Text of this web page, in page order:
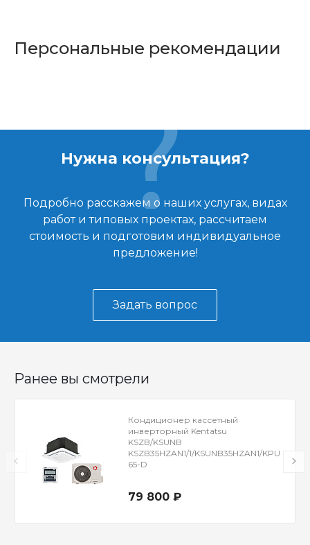
Персональные рекомендации
Нужна консультация?
Подробно расскажем о наших услугах, видах
работ и типовых проектах, рассчитаем
стоимость и подготовим индивидуальное
предложение!
Задать вопрос
Ранее вы смотрели
Кондиционер кассетный
инверторный Kentatsu
KSZB/KSUNB
KSZB35HZAN1/1/KSUNB35HZAN1/KPU
65-D
79 800 ₽